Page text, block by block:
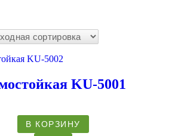
KU-5001
В КОРЗИНУ